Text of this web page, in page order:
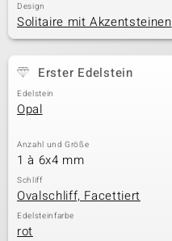
Design
Solitaire mit Akzentsteinen
Erster Edelstein
Edelstein
Opal
Anzahl und Größe
1 à 6x4 mm
Schliff
Ovalschliff, Facettiert
Edelsteinfarbe
rot